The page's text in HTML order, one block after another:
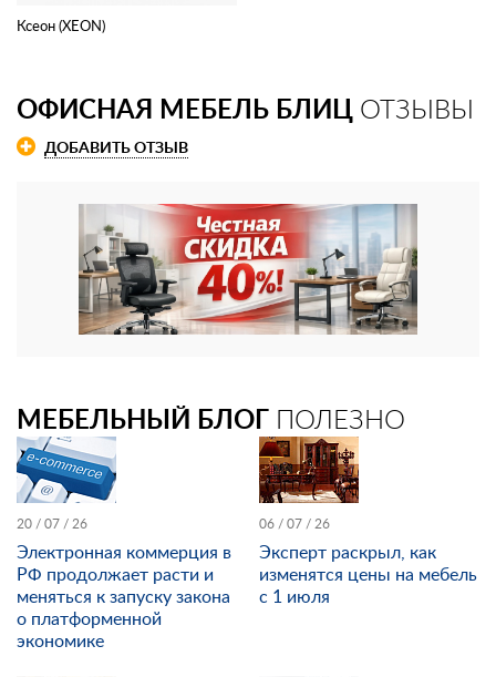
Ксеон (XEON)
ОФИСНАЯ МЕБЕЛЬ БЛИЦ ОТЗЫВЫ
ДОБАВИТЬ ОТЗЫВ
МЕБЕЛЬНЫЙ БЛОГ ПОЛЕЗНО
20 / 07 / 26
Электронная коммерция в
РФ продолжает расти и
меняться к запуску закона
о платформенной
экономике
06 / 07 / 26
Эксперт раскрыл, как
изменятся цены на мебель
с 1 июля